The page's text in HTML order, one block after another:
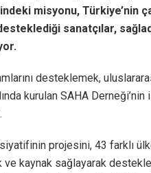
misyonu, Türkiye’nin
sanatçılar,
desteklemek,
kurulan SAHA Derneği’nin
projesini, 43 farklı
ve kaynak sağlayarak